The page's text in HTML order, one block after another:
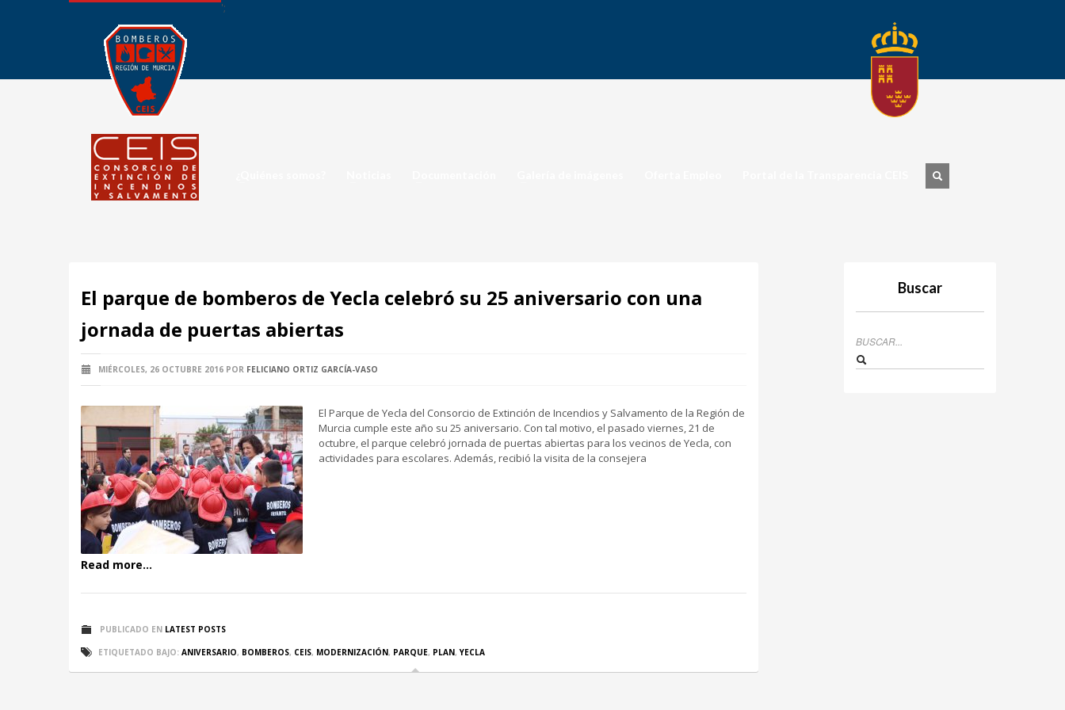
';
El parque de bomberos de Yecla celebró su 25 aniversario con una
jornada de puertas abiertas
MIÉRCOLES, 26 OCTUBRE 2016 POR FELICIANO ORTIZ GARCÍA-VASO
El Parque de Yecla del Consorcio de Extinción de Incendios y Salvamento de la Región de
Murcia cumple este año su 25 aniversario. Con tal motivo, el pasado viernes, 21 de
octubre, el parque celebró jornada de puertas abiertas para los vecinos de Yecla, con
actividades para escolares. Además, recibió la visita de la consejera
Read more...
PUBLICADO EN LATEST POSTS
ETIQUETADO BAJO: ANIVERSARIO, BOMBEROS, CEIS, MODERNIZACIÓN, PARQUE, PLAN,YECLA
Buscar